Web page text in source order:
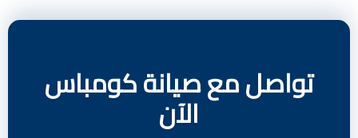
تواصل مع صيانة كومباس
الآن